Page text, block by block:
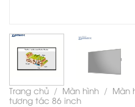
Trang chủ / Màn hình / Màn
tương tác 86 inch